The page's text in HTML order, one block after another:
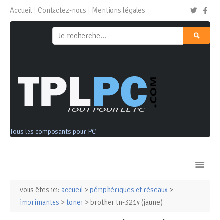
Accueil Contactez-nous Mentions légales
Tous les composants pour PC
Ordinateurs & Tablettes
Composants
vous êtes ici: accueil > périphériques et réseaux >
imprimantes > toner > brother tn-321y (jaune)